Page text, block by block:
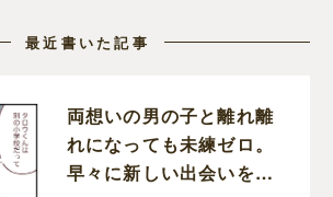
最近書いた記事
両想いの男の子と離れ離
れになっても未練ゼロ。
早々に新しい出会いを待